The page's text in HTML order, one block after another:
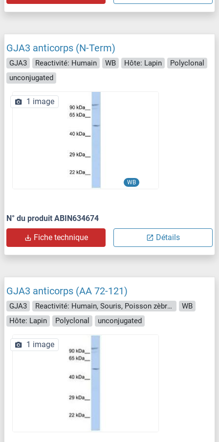
GJA3 anticorps (N-Term)
GJA3 Reactivité: Humain WB Hôte: Lapin
Polyclonal
unconjugated
WB
1 image
N° du produit ABIN634674
Fiche technique Détails
GJA3 anticorps (AA 72-121)
GJA3 Reactivité: Humain, Souris, Poisson zèbre (Danio rerio)
WB
Hôte: Lapin
Polyclonal unconjugated
1 image